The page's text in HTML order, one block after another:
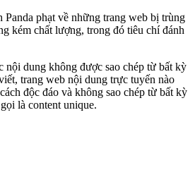
Panda phạt về những trang web bị trùng
kém chất lượng, trong đó tiêu chí đánh
nội dung không được sao chép từ bất kỳ
trang web nội dung trực tuyến nào
độc đáo và không sao chép từ bất kỳ
là content unique.